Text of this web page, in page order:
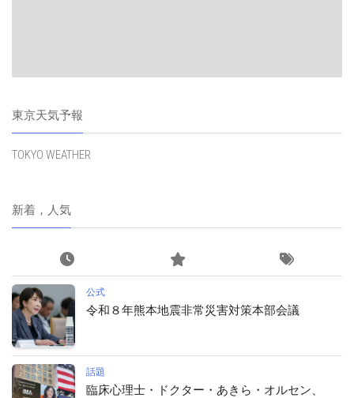
東京天気予報
TOKYO WEATHER
新着，人気
公式
令和８年熊本地震非常災害対策本部会議
話題
臨床心理士・ドクター・あきら・オルセン、